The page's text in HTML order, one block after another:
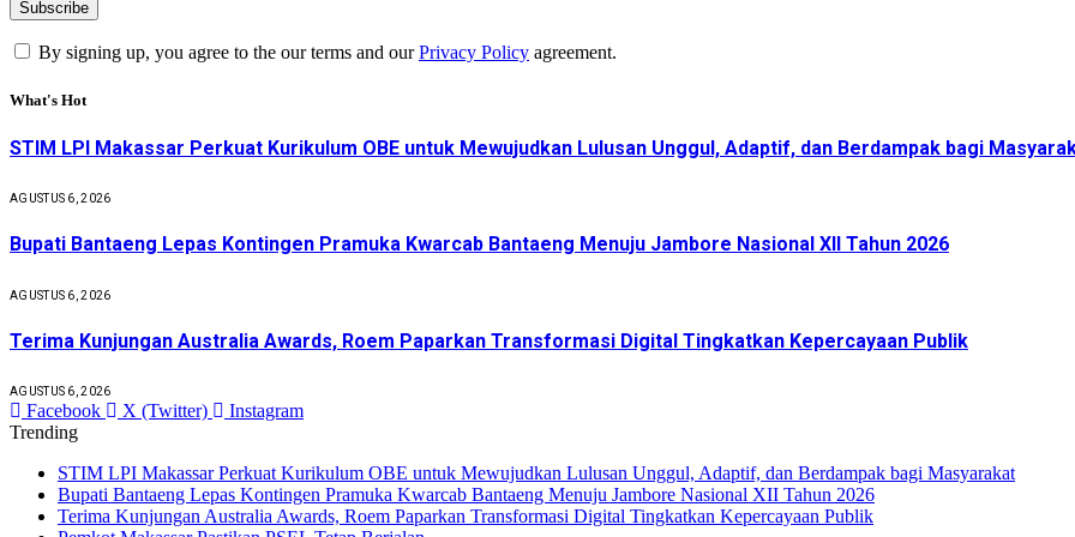
By signing up, you agree to the our terms and ourPrivacy Policy agreement.
What's Hot
STIM LPI Makassar Perkuat Kurikulum OBE untuk Mewujudkan Lulusan Unggul, Adaptif, dan Berdampak bagi
AGUSTUS 6, 2026
Bupati Bantaeng Lepas Kontingen Pramuka Kwarcab Bantaeng Menuju Jambore Nasional XII Tahun 2026
AGUSTUS 6, 2026
Terima Kunjungan Australia Awards, Roem Paparkan Transformasi Digital Tingkatkan Kepercayaan Publik
AGUSTUS 6, 2026
Facebook X (Twitter)
Instagram
Trending
STIM LPI Makassar Perkuat Kurikulum OBE untuk Mewujudkan Lulusan Unggul, Adaptif, dan Berdampak bagi Masyarakat
Bupati Bantaeng Lepas Kontingen Pramuka Kwarcab Bantaeng Menuju Jambore Nasional XII Tahun 2026
Terima Kunjungan Australia Awards, Roem Paparkan Transformasi Digital Tingkatkan Kepercayaan Publik